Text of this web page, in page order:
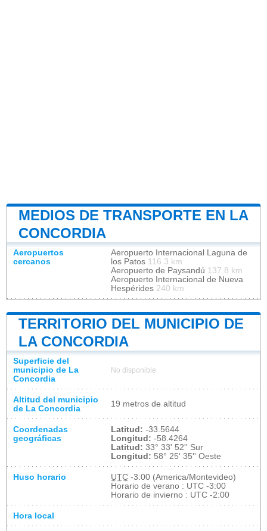
MEDIOS DE TRANSPORTE EN LA
CONCORDIA
Aeropuertos
cercanos
Aeropuerto Internacional Laguna de
los Patos 116.3 km
Aeropuerto de Paysandú 137.8 km
Aeropuerto Internacional de Nueva
Hespérides 240 km
TERRITORIO DEL MUNICIPIO DE
LA CONCORDIA
Superficie del
municipio de La
Concordia
No disponible
Altitud del municipio
de La Concordia
19 metros de altitud
Coordenadas
geográficas
Latitud: -33.5644
Longitud: -58.4264
Latitud: 33° 33' 52'' Sur
Longitud: 58° 25' 35'' Oeste
Huso horario UTC -3:00 (America/Montevideo)
Horario de verano : UTC -3:00
Horario de invierno : UTC -2:00
Hora local